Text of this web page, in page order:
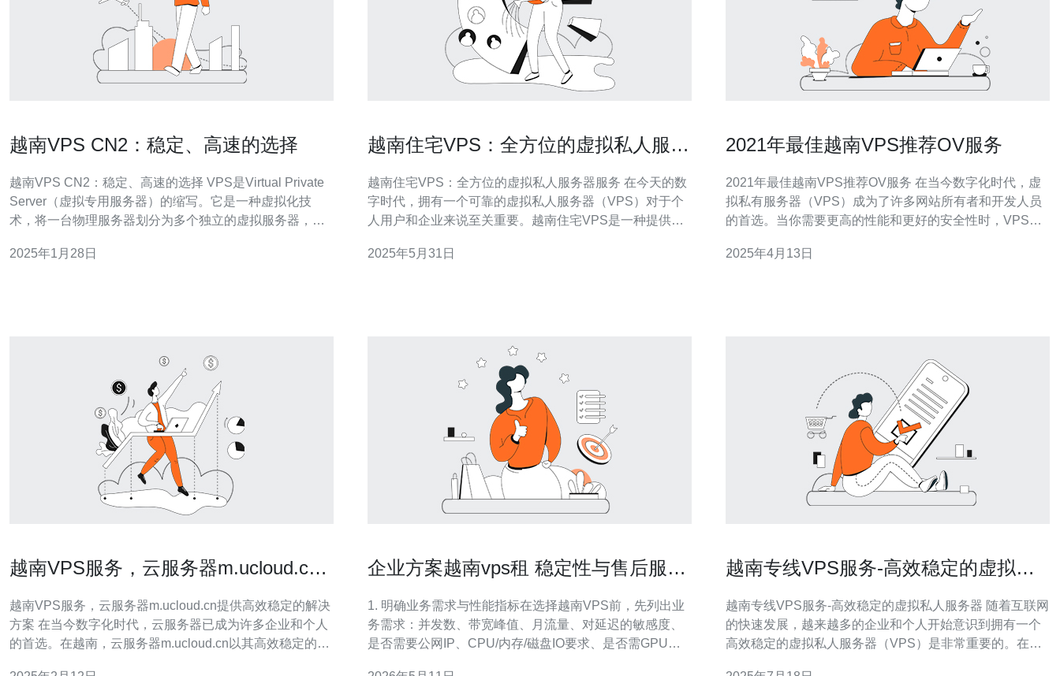
越南VPS CN2：稳定、高速的选择
越南VPS CN2：稳定、高速的选择 VPS是Virtual Private
Server（虚拟专用服务器）的缩写。它是一种虚拟化技
术，将一台物理服务器划分为多个独立的虚拟服务器，每
VPS CN2是指在越南地区提供的连接中国电信CN2网络的
2025年1月28日
越南住宅VPS：全方位的虚拟私人服务
越南住宅VPS：全方位的虚拟私人服务器服务 在今天的数
字时代，拥有一个可靠的虚拟私人服务器（VPS）对于个
人用户和企业来说至关重要。越南住宅VPS是一种提供全
接、强大的性能和灵活的配置选项。 越南住宅VPS提供稳
2025年5月31日
2021年最佳越南VPS推荐OV服务
2021年最佳越南VPS推荐OV服务 在当今数字化时代，虚
拟私有服务器（VPS）成为了许多网站所有者和开发人员
的首选。当你需要更高的性能和更好的安全性时，VPS是
崇的VPS提供商。本文将向您介绍2021年最佳越南VPS推
2025年4月13日
越南VPS服务，云服务器m.ucloud.cn
越南VPS服务，云服务器m.ucloud.cn提供高效稳定的解决
方案 在当今数字化时代，云服务器已成为许多企业和个人
的首选。在越南，云服务器m.ucloud.cn以其高效稳定的解
企业方案越南vps租 稳定性与售后服务
1. 明确业务需求与性能指标在选择越南VPS前，先列出业
务需求：并发数、带宽峰值、月流量、对延迟的敏感度、
是否需要公网IP、CPU/内存/磁盘IO要求、是否需GPU或
越南专线VPS服务-高效稳定的虚拟私
越南专线VPS服务-高效稳定的虚拟私人服务器 随着互联网
的快速发展，越来越多的企业和个人开始意识到拥有一个
高效稳定的虚拟私人服务器（VPS）是非常重要的。在现